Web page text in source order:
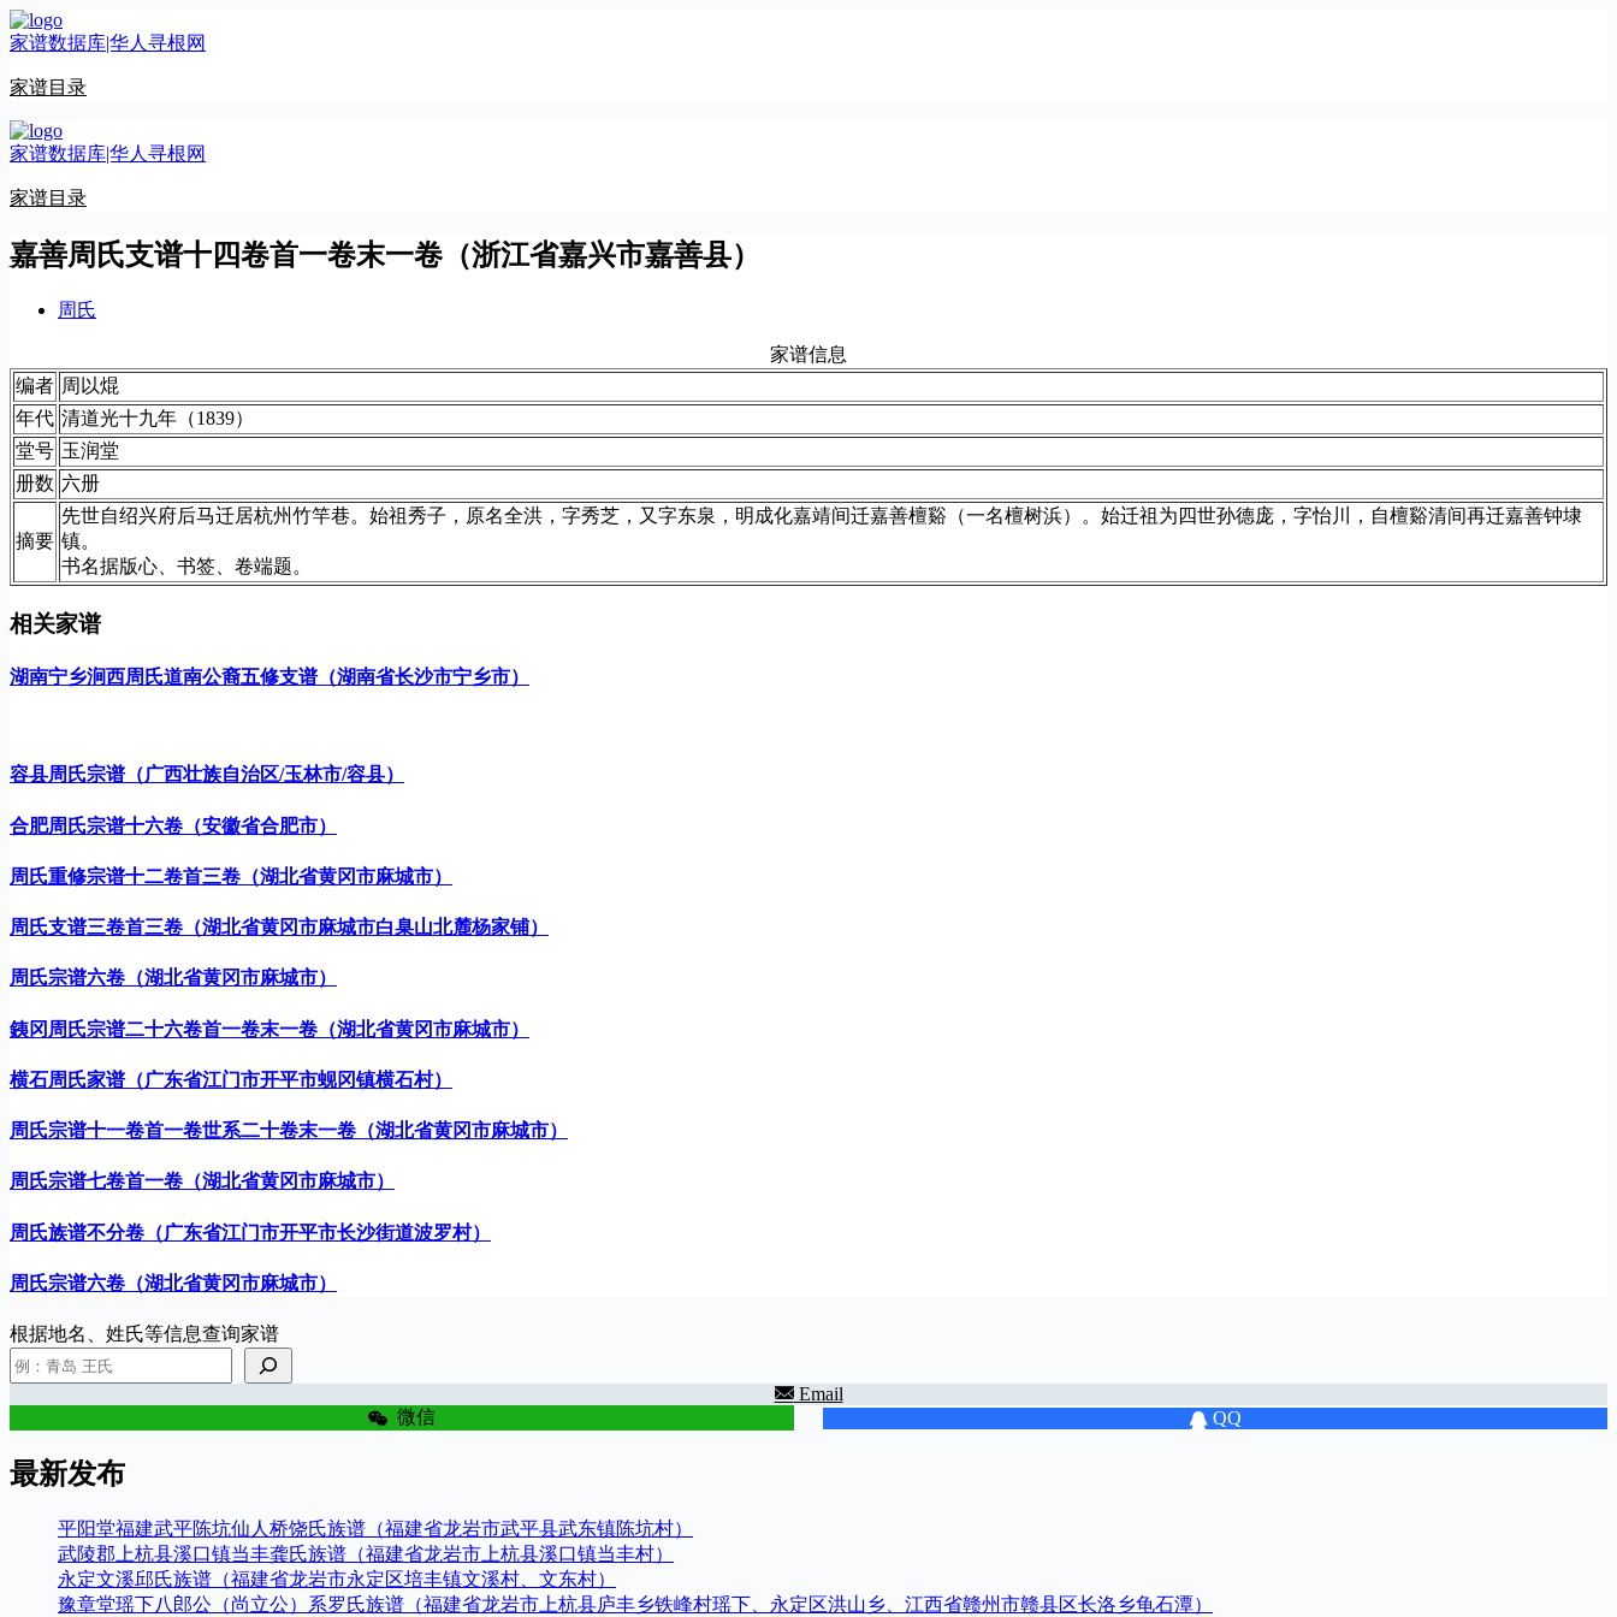
跳
至
容
家谱数据库|华人寻根网
家谱目录
家谱数据库|华人寻根网
家谱目录
嘉善周氏支谱十四卷首一卷末一卷（浙江省嘉兴市嘉善县）
周氏
家谱信息
编者 周以焜
年代 清道光十九年（1839）
堂号 玉润堂
册数 六册
摘要
先世自绍兴府后马迁居杭州竹竿巷。始祖秀子，原名全洪，字秀芝，又字东泉，明成化嘉靖间迁嘉善檀谿（一名檀树浜）。始迁祖为四世孙德庞，字怡川，自檀谿清间再迁嘉善钟埭
镇。
书名据版心、书签、卷端题。
相关家谱
湖南宁乡涧西周氏道南公裔五修支谱（湖南省长沙市宁乡市）
容县周氏宗谱（广西壮族自治区/玉林市/容县）
合肥周氏宗谱十六卷（安徽省合肥市）
周氏重修宗谱十二卷首三卷（湖北省黄冈市麻城市）
周氏支谱三卷首三卷（湖北省黄冈市麻城市白臬山北麓杨家铺）
周氏宗谱六卷（湖北省黄冈市麻城市）
銕冈周氏宗谱二十六卷首一卷末一卷（湖北省黄冈市麻城市）
横石周氏家谱（广东省江门市开平市蚬冈镇横石村）
周氏宗谱十一卷首一卷世系二十卷末一卷（湖北省黄冈市麻城市）
周氏宗谱七卷首一卷（湖北省黄冈市麻城市）
周氏族谱不分卷（广东省江门市开平市长沙街道波罗村）
周氏宗谱六卷（湖北省黄冈市麻城市）
根据地名、姓氏等信息查询家谱
Email
微信 QQ
最新发布
平阳堂福建武平陈坑仙人桥饶氏族谱（福建省龙岩市武平县武东镇陈坑村）
武陵郡上杭县溪口镇当丰龚氏族谱（福建省龙岩市上杭县溪口镇当丰村）
永定文溪邱氏族谱（福建省龙岩市永定区培丰镇文溪村、文东村）
豫章堂瑶下八郎公（尚立公）系罗氏族谱（福建省龙岩市上杭县庐丰乡铁峰村瑶下、永定区洪山乡、江西省赣州市赣县区长洛乡龟石潭）